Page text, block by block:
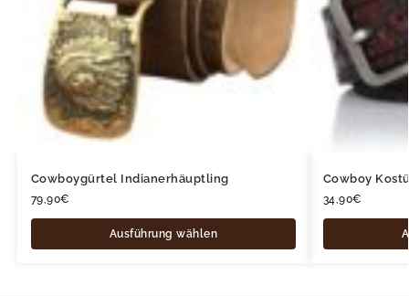
Cowboygürtel Indianerhäuptling
79,90€
Ausführung wählen
Cowboy
34,90€